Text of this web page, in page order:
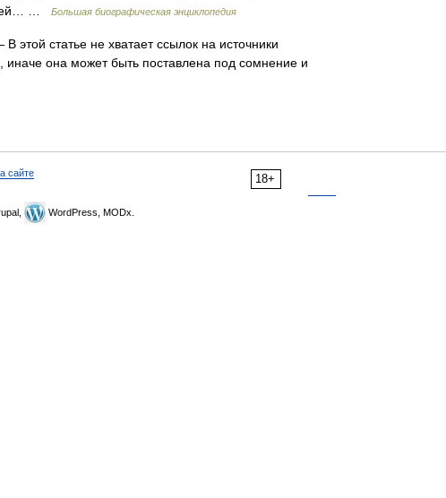
…
Большая биографическая энциклопедия
этой статье не хватает ссылок на источники
она может быть поставлена под сомнение и
18+
сайте
WordPress, MODx.